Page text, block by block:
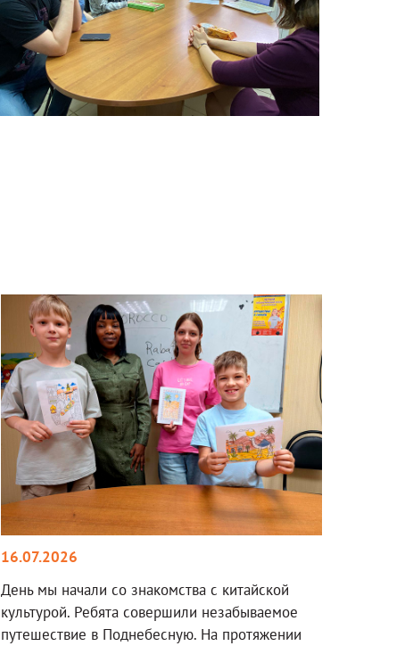
16.07.2026
День мы начали со знакомства с китайской
культурой. Ребята совершили незабываемое
путешествие в Поднебесную. На протяжении